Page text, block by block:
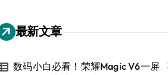
最新文章
数码小白必看！荣耀Magic V6一屏